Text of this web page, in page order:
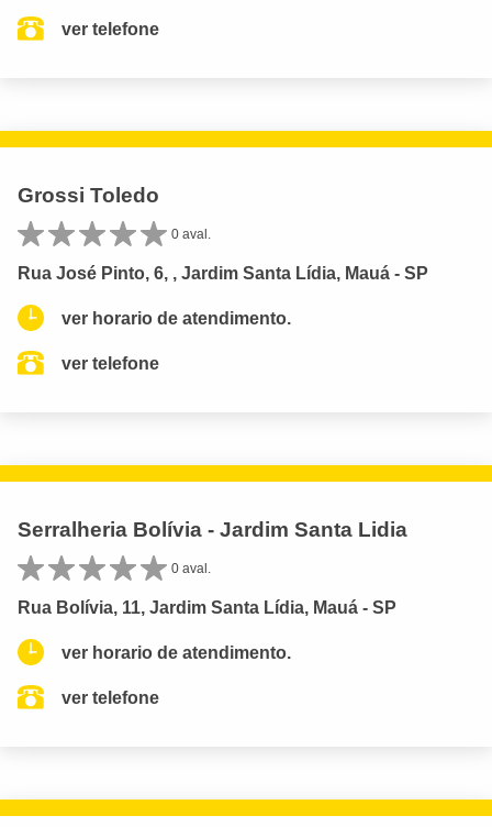
ver telefone
Grossi Toledo
0 aval.
Rua José Pinto, 6, , Jardim Santa Lídia, Mauá - SP
ver horario de atendimento.
ver telefone
Serralheria Bolívia - Jardim Santa Lidia
0 aval.
Rua Bolívia, 11, Jardim Santa Lídia, Mauá - SP
ver horario de atendimento.
ver telefone